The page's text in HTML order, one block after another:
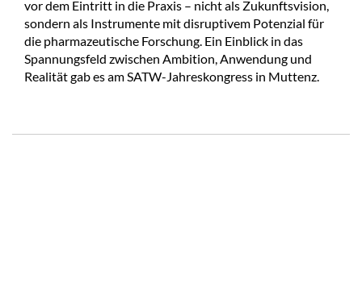
vor dem Eintritt in die Praxis – nicht als Zukunftsvision,
sondern als Instrumente mit disruptivem Potenzial für
die pharmazeutische Forschung. Ein Einblick in das
Spannungsfeld zwischen Ambition, Anwendung und
Realität gab es am SATW-Jahreskongress in Muttenz.